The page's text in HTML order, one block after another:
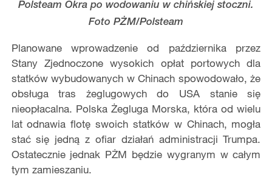
Polsteam Okra po wodowaniu w chińskiej stoczni.
Foto PŻM/Polsteam
Planowane wprowadzenie od października przez
Stany Zjednoczone wysokich opłat portowych dla
statków wybudowanych w Chinach spowodowało, że
obsługa tras żeglugowych do USA stanie się
nieopłacalna. Polska Żegluga Morska, która od wielu
lat odnawia flotę swoich statków w Chinach, mogła
stać się jedną z ofiar działań administracji Trumpa.
Ostatecznie jednak PŻM będzie wygranym w całym
tym zamieszaniu.